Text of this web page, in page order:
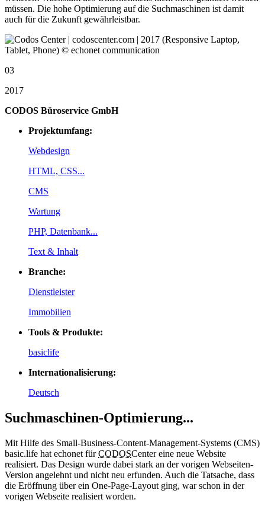
müssen. Die hohe Optimierung auf die Suchmaschinen ist damit
auch für die Zukunft gewährleistbar.
03
2017
CODOS Büroservice GmbH
Projektumfang:
Webdesign
HTML, CSS...
CMS
Wartung
PHP, Datenbank...
Text & Inhalt
Branche:
Dienstleister
Immobilien
Tools & Produkte:
basiclife
Internationalisierung:
Deutsch
Suchmaschinen-Optimierung...
Mit Hilfe des Small-Business-Content-Management-Systems (CMS)
basic.life hat echonet fürCODOSCenter eine neue Website
realisiert. Das Design wurde dabei stark an der vorigen Webseiten-
Version angelehnt und nicht neu erfunden. Auch die Tatsache, dass
die Eröffnung über ein One-Page-Layout ging, war schon in der
vorigen Webseite realisiert worden.